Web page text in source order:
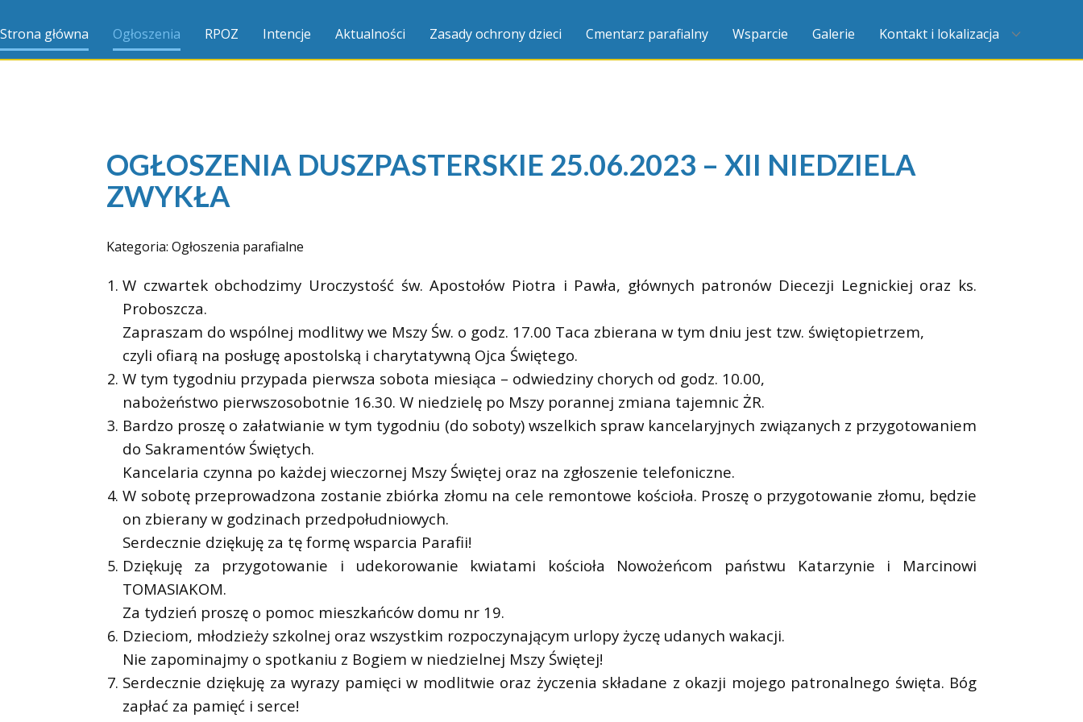
Strona główna Ogłoszenia RPOZ Intencje Aktualności Zasady ochrony dzieci Cmentarz parafialny Wsparcie Galerie Kontakt i lokalizacja
OGŁOSZENIA DUSZPASTERSKIE 25.06.2023 – XII NIEDZIELA
ZWYKŁA
Kategoria: Ogłoszenia parafialne
W czwartek obchodzimy Uroczystość św. Apostołów Piotra i Pawła, głównych patronów Diecezji Legnickiej oraz ks.
Proboszcza.
Zapraszam do wspólnej modlitwy we Mszy Św. o godz. 17.00 Taca zbierana w tym dniu jest tzw. świętopietrzem,
czyli ofiarą na posługę apostolską i charytatywną Ojca Świętego.
W tym tygodniu przypada pierwsza sobota miesiąca – odwiedziny chorych od godz. 10.00,
nabożeństwo pierwszosobotnie 16.30. W niedzielę po Mszy porannej zmiana tajemnic ŻR.
Bardzo proszę o załatwianie w tym tygodniu (do soboty) wszelkich spraw kancelaryjnych związanych z przygotowaniem
do Sakramentów Świętych.
Kancelaria czynna po każdej wieczornej Mszy Świętej oraz na zgłoszenie telefoniczne.
W sobotę przeprowadzona zostanie zbiórka złomu na cele remontowe kościoła. Proszę o przygotowanie złomu, będzie
on zbierany w godzinach przedpołudniowych.
Serdecznie dziękuję za tę formę wsparcia Parafii!
Dziękuję za przygotowanie i udekorowanie kwiatami kościoła Nowożeńcom państwu Katarzynie i Marcinowi
TOMASIAKOM.
Za tydzień proszę o pomoc mieszkańców domu nr 19.
Dzieciom, młodzieży szkolnej oraz wszystkim rozpoczynającym urlopy życzę udanych wakacji.
Nie zapominajmy o spotkaniu z Bogiem w niedzielnej Mszy Świętej!
Serdecznie dziękuję za wyrazy pamięci w modlitwie oraz życzenia składane z okazji mojego patronalnego święta. Bóg
zapłać za pamięć i serce!